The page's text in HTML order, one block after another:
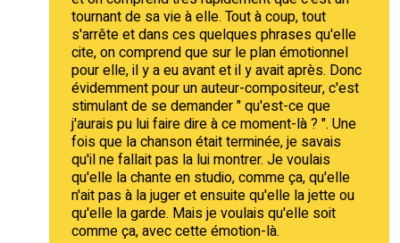
tournant de sa vie à elle. Tout à coup, tout
s'arrête et dans ces quelques phrases qu'elle
cite, on comprend que sur le plan émotionnel
pour elle, il y a eu avant et il y avait après. Donc
évidemment pour un auteur-compositeur, c'est
stimulant de se demander " qu'est-ce que
j'aurais pu lui faire dire à ce moment-là ? ". Une
fois que la chanson était terminée, je savais
qu'il ne fallait pas la lui montrer. Je voulais
qu'elle la chante en studio, comme ça, qu'elle
n'ait pas à la juger et ensuite qu'elle la jette ou
qu'elle la garde. Mais je voulais qu'elle soit
comme ça, avec cette émotion-là.